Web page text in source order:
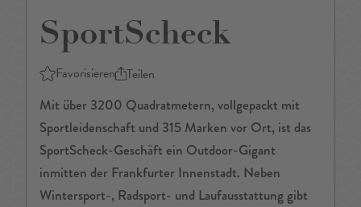
SportScheck
Favorisieren Teilen
Mit über 3200 Quadratmetern, vollgepackt mit
Sportleidenschaft und 315 Marken vor Ort, ist das
SportScheck-Geschäft ein Outdoor-Gigant
inmitten der Frankfurter Innenstadt. Neben
Wintersport-, Radsport- und Laufausstattung gibt